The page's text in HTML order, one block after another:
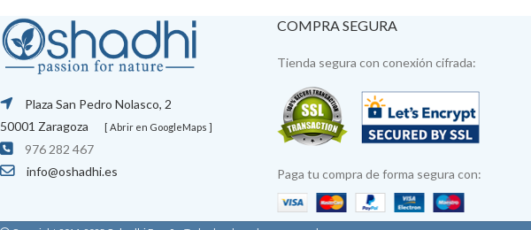
Plaza San Pedro Nolasco, 2
50001 Zaragoza
[ Abrir en GoogleMaps ]
976 282 467
info@oshadhi.es
COMPRA SEGURA
Tienda segura con conexión cifrada:
Paga tu compra de forma segura con: